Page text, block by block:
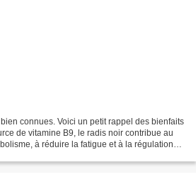
connues. Voici un petit rappel des bienfaits
de vitamine B9, le radis noir contribue au
à réduire la fatigue et à la régulation